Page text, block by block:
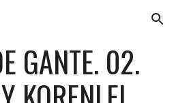
Skip to navigation
GANTE. 02.